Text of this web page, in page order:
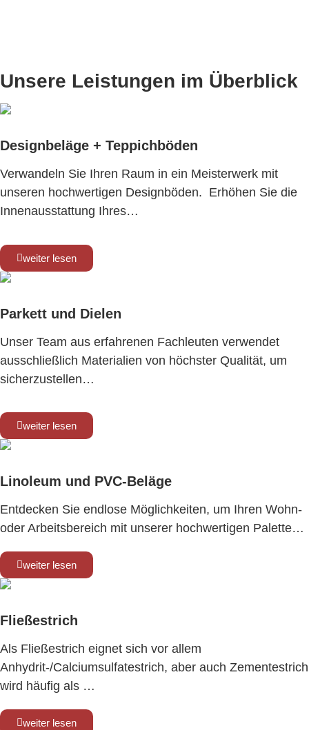
Unsere Leistungen im Überblick
Designbeläge + Teppichböden
Verwandeln Sie Ihren Raum in ein Meisterwerk mit
unseren hochwertigen Designböden. Erhöhen Sie die
Innenausstattung Ihres…
weiter lesen
Parkett und Dielen
Unser Team aus erfahrenen Fachleuten verwendet
ausschließlich Materialien von höchster Qualität, um
sicherzustellen…
weiter lesen
Linoleum und PVC-Beläge
Entdecken Sie endlose Möglichkeiten, um Ihren Wohn-
oder Arbeitsbereich mit unserer hochwertigen Palette…
weiter lesen
Fließestrich
Als Fließestrich eignet sich vor allem
Anhydrit-/Calciumsulfatestrich, aber auch Zementestrich
wird häufig als …
weiter lesen